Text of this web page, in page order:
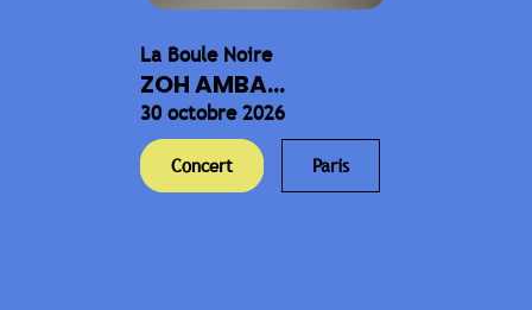
La Boule Noire
ZOH AMBA...
30 octobre 2026
Concert Paris